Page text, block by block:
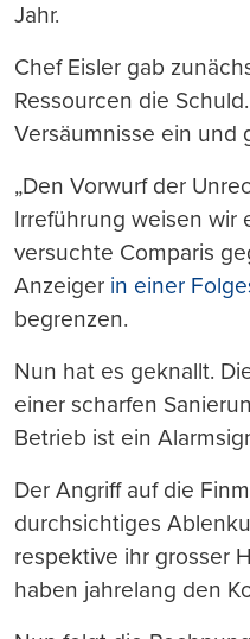
Jahr.
Chef Eisler gab
Ressourcen die
Versäumnisse ein und
„Den Vorwurf der
Irreführung weisen wir
versuchte Comparis
Anzeiger in einer
begrenzen.
Nun hat es geknallt.
einer scharfen
Betrieb ist ein
Der Angriff auf die
durchsichtiges
respektive ihr grosser
haben jahrelang den